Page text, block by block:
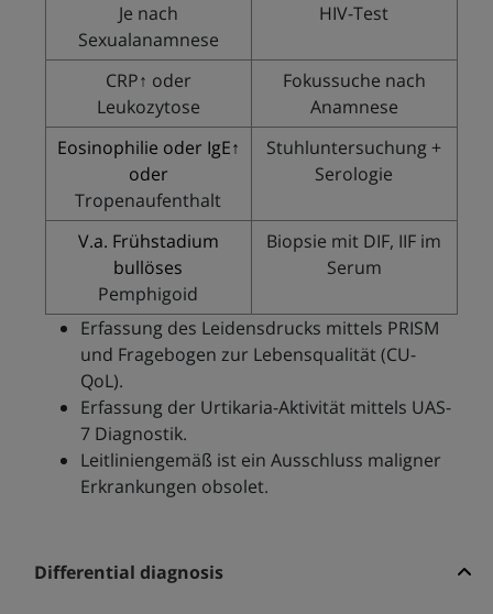
Je nach
Sexualanamnese
HIV-Test
CRP↑ oder
Leukozytose
Fokussuche nach
Anamnese
Eosinophilie oder IgE↑
oder
Tropenaufenthalt
Stuhluntersuchung +
Serologie
V.a. Frühstadium
bullöses
Pemphigoid
Biopsie mit DIF, IIF im
Serum
Erfassung des Leidensdrucks mittels PRISM
und Fragebogen zur Lebensqualität (CU-
QoL).
Erfassung der Urtikaria-Aktivität mittels UAS-
7 Diagnostik.
Leitliniengemäß ist ein Ausschluss maligner
Erkrankungen obsolet.
Differential diagnosis